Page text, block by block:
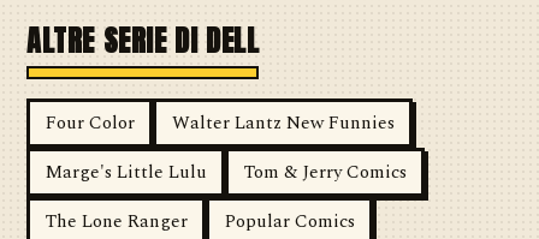
ALTRE SERIE DI DELL
Four Color
Walter Lantz New Funnies
Marge's Little Lulu
Tom & Jerry Comics
The Lone Ranger
Popular Comics